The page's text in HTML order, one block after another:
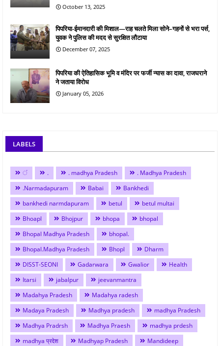
October 13, 2025
पिपरिया-ईमानदारी की मिशाल—राह चलते मिला सोने–गहनों से भरा पर्स,
युवक ने पुलिस की मदद से सुरक्षित लौटाया
December 07, 2025
पिपरिया की ऐतिहासिक भूमि व मंदिर पर फर्जी न्यास का दावा, राजघराने
ने जताया विरोध
January 05, 2026
LABELS
ं . . madhya Pradesh
. Madhya Pradesh
.Narmadapuram
Babai
Bankhedi
bankhedi narmdapuram
betul
betul multai
Bhoapl
Bhojpur bhopa
bhopal
Bhopal Madhya Pradesh
bhopal.
Bhopal.Madhya Pradesh
Bhopl
Dharm
DISST-SEONI
Gadarwara Gwalior
Health
Itarsi
jabalpur
jeevanmantra
Madahya Pradesh
Madahya radesh
Madaya Pradesh
Madhya pradesh
madhya Pradesh
Madhya Pradrsh
Madhya Praesh
madhya prdesh
madhya प्रदेश
Madhyap Pradesh
Mandideep